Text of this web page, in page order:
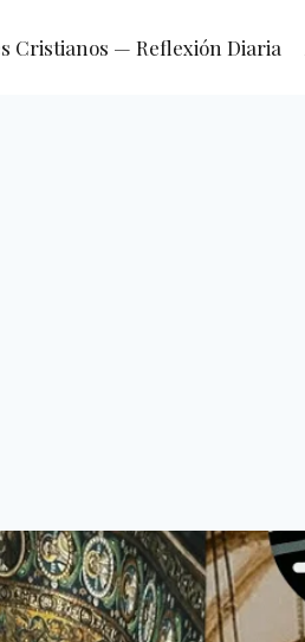
Cristianos — Reflexión Diaria